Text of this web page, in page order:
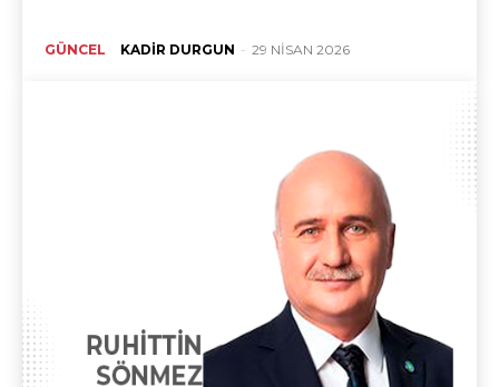
GÜNCEL KADIR DURGUN - 29 NISAN 2026